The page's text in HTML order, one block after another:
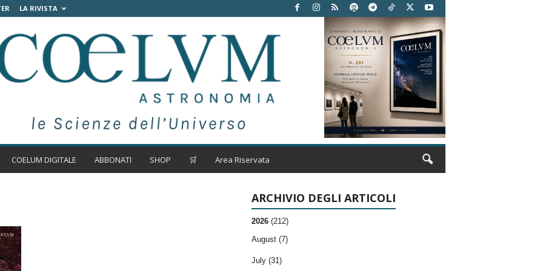
LA RIVISTA
COELUM DIGITALE ABBONATI SHOP 🛒 Area Riservata
ARCHIVIO DEGLI ARTICOLI
2026 (212)
August (7)
July (31)